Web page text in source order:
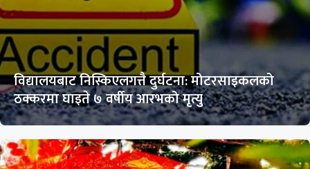
विद्यालयबाट निस्किएलगत्तै दुर्घटना: मोटरसाइकलको
ठक्करमा घाइते ७ वर्षीय आरभको मृत्यु